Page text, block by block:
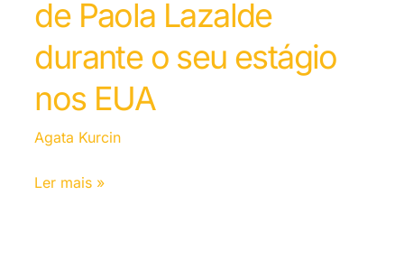
de Paola Lazalde
durante o seu estágio
nos EUA
Agata Kurcin
Ler mais »